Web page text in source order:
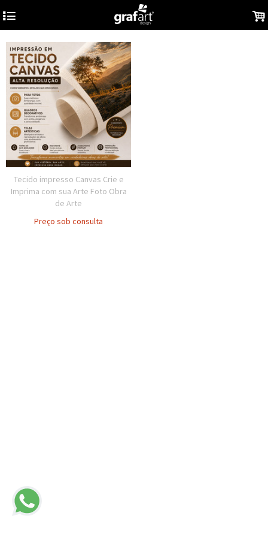
4 .
Tecido impresso Canvas Crie e
Imprima com sua Arte Foto Obra
de Arte
Preço sob consulta